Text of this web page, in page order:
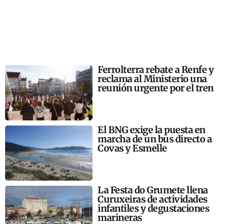
Ferrolterra rebate a Renfe y
reclama al Ministerio una
reunión urgente por el tren
El BNG exige la puesta en
marcha de un bus directo a
Covas y Esmelle
La Festa do Grumete llena
Curuxeiras de actividades
infantiles y degustaciones
marineras